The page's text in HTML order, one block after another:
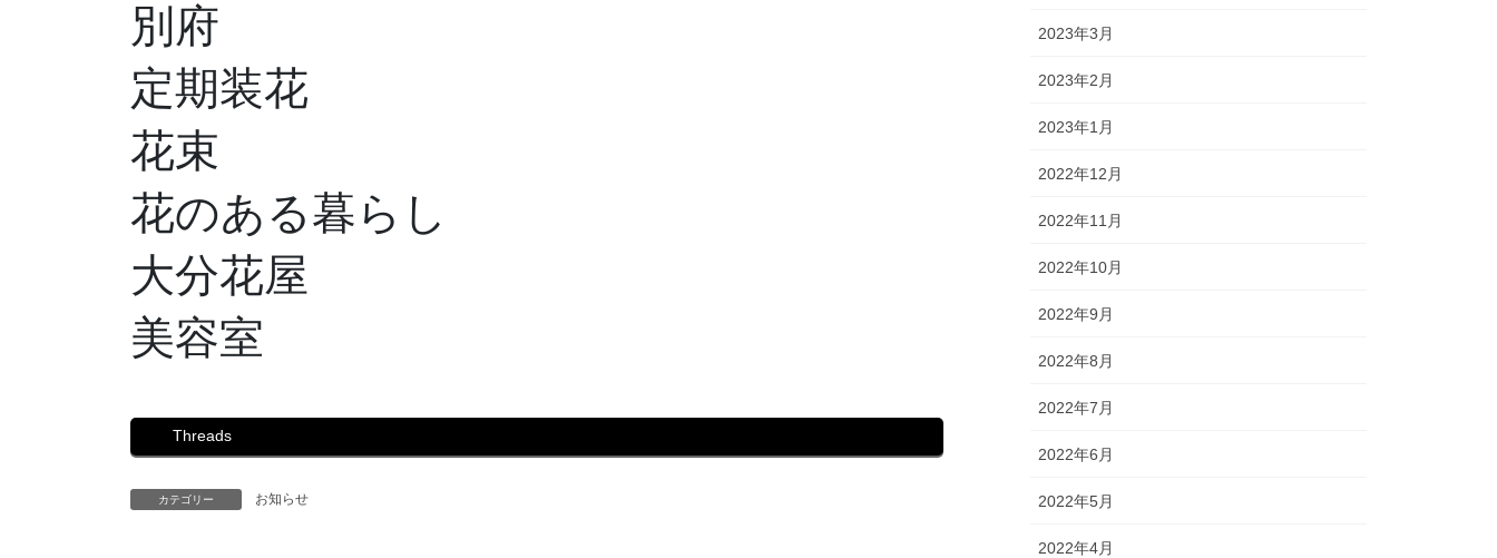
別府
定期装花
花束
花のある暮らし
大分花屋
美容室
Threads
カテゴリー お知らせ
2023年3月
2023年2月
2023年1月
2022年12月
2022年11月
2022年10月
2022年9月
2022年8月
2022年7月
2022年6月
2022年5月
2022年4月